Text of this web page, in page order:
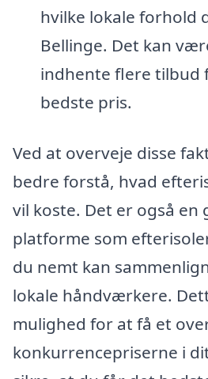
hvilke lokale forhold
Bellinge. Det kan
indhente flere tilbud
bedste pris.
Ved at overveje disse
bedre forstå, hvad
vil koste. Det er også en
platforme som
du nemt kan
lokale håndværkere.
mulighed for at få et
konkurrencepriserne i